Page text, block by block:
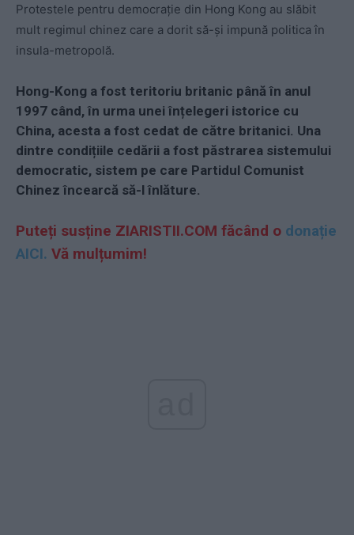
Protestele pentru democrație din Hong Kong au slăbit
mult regimul chinez care a dorit să-și impună politica în
insula-metropolă.
Hong-Kong a fost teritoriu britanic până în anul
1997 când, în urma unei înțelegeri istorice cu
China, acesta a fost cedat de către britanici. Una
dintre condițiile cedării a fost păstrarea sistemului
democratic, sistem pe care Partidul Comunist
Chinez încearcă să-l înlăture.
Puteți susține ZIARISTII.COM făcând o donație
AICI. Vă mulțumim!